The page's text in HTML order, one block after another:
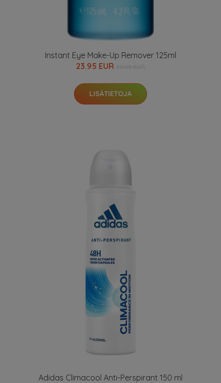
Instant Eye Make-Up Remover 125ml
23.95 EUR
LISÄTIETOJA
Adidas Climacool Anti-Perspirant 150 ml